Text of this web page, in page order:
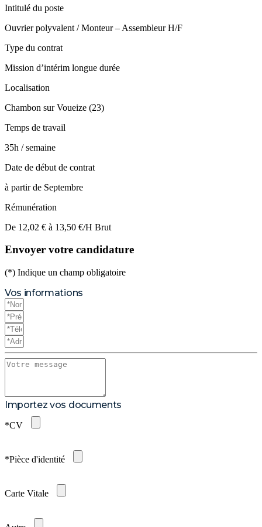
Intitulé du poste
Ouvrier polyvalent / Monteur – Assembleur H/F
Type du contrat
Mission d’intérim longue durée
Localisation
Chambon sur Voueize (23)
Temps de travail
35h / semaine
Date de début de contrat
à partir de Septembre
Rémunération
De 12,02 € à 13,50 €/H Brut
Envoyer votre candidature
(*) Indique un champ obligatoire
Vos informations
Importez vos documents
*CV
*Pièce d'identité
Carte Vitale